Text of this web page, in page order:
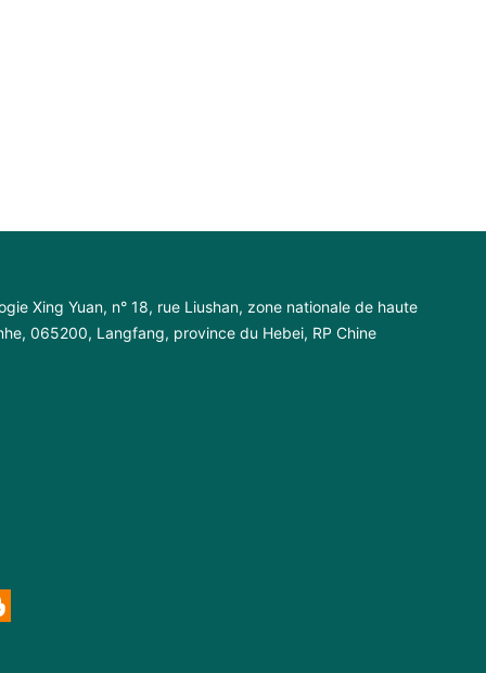
Xing Yuan, n° 18, rue Liushan, zone nationale de haute
065200, Langfang, province du Hebei, RP Chine